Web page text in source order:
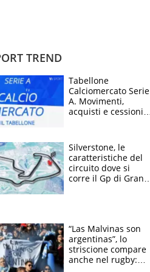
TREND
Tabellone
Calciomercato Serie
A. Movimenti,
acquisti e cessioni:
Silverstone, le
caratteristiche del
circuito dove si
corre il Gp di Gran
“Las Malvinas son
argentinas”, lo
striscione compare
anche nel rugby: